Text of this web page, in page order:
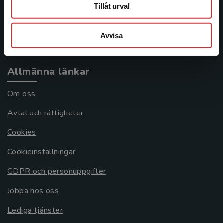
Tillåt urval
Avvisa
Köpvillkor
Allmänna länkar
Om oss
Avtal och rättigheter
Cookies
Cookieinställningar
GDPR och personuppgifter
Jobba hos oss
Lediga tjänster